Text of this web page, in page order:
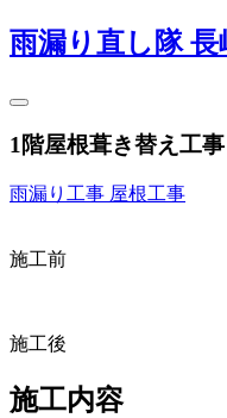
雨漏り直し隊 長
1階屋根葺き替え工事
雨漏り工事 屋根工事
施工前
施工後
施工内容